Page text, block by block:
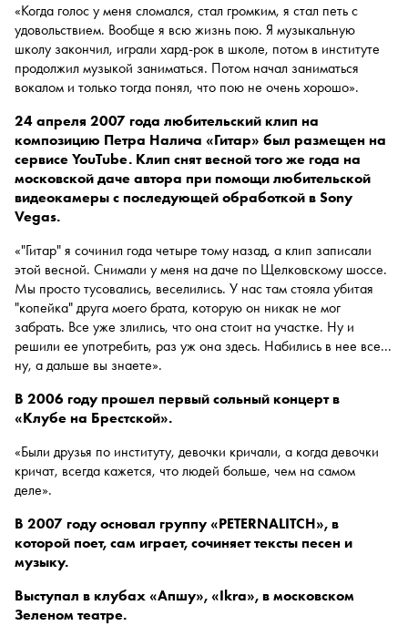
«Когда голос у меня сломался, стал громким, я стал петь с
удовольствием. Вообще я всю жизнь пою. Я музыкальную
школу закончил, играли хард-рок в школе, потом в институте
продолжил музыкой заниматься. Потом начал заниматься
вокалом и только тогда понял, что пою не очень хорошо».
24 апреля 2007 года любительский клип на
композицию Петра Налича «Гитар» был размещен на
сервисе YouTube. Клип снят весной того же года на
московской даче автора при помощи любительской
видеокамеры c последующей обработкой в Sony
Vegas.
«"Гитар" я сочинил года четыре тому назад, а клип записали
этой весной. Снимали у меня на даче по Щелковскому шоссе.
Мы просто тусовались, веселились. У нас там стояла убитая
"копейка" друга моего брата, которую он никак не мог
забрать. Все уже злились, что она стоит на участке. Ну и
решили ее употребить, раз уж она здесь. Набились в нее все...
ну, а дальше вы знаете».
В 2006 году прошел первый сольный концерт в
«Клубе на Брестской».
«Были друзья по институту, девочки кричали, а когда девочки
кричат, всегда кажется, что людей больше, чем на самом
деле».
В 2007 году основал группу «PETERNALITCH», в
которой поет, сам играет, сочиняет тексты песен и
музыку.
Выступал в клубах «Апшу», «Ikra», в московском
Зеленом театре.